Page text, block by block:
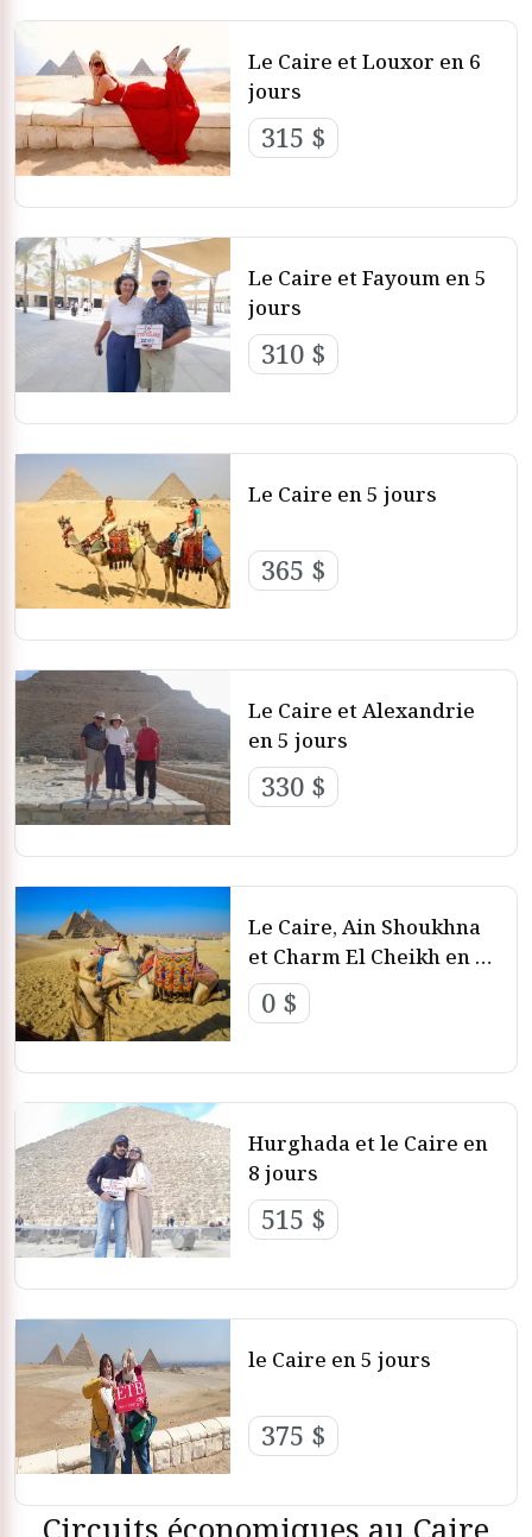
copte.
Meilleurs forfaits vacances au Caire
Le Caire et Louxor en 6
jours
315 $
Le Caire et Fayoum en 5
jours
310 $
Le Caire en 5 jours
365 $
Le Caire et Alexandrie
en 5 jours
330 $
Le Caire, Ain Shoukhna
et Charm El Cheikh en 6
jours
0 $
Hurghada et le Caire en
8 jours
515 $
le Caire en 5 jours
375 $